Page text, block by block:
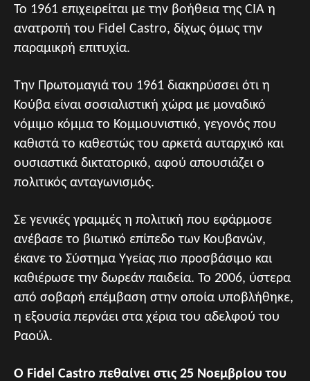
Το 1961 επιχειρείται με την βοήθεια της CIA η
ανατροπή του Fidel Castro, δίχως όμως την
παραμικρή επιτυχία.
Την Πρωτομαγιά του 1961 διακηρύσσει ότι η
Κούβα είναι σοσιαλιστική χώρα με μοναδικό
νόμιμο κόμμα το Κομμουνιστικό, γεγονός που
καθιστά το καθεστώς του αρκετά αυταρχικό και
ουσιαστικά δικτατορικό, αφού απουσιάζει ο
πολιτικός ανταγωνισμός.
Σε γενικές γραμμές η πολιτική που εφάρμοσε
ανέβασε το βιωτικό επίπεδο των Κουβανών,
έκανε το Σύστημα Υγείας πιο προσβάσιμο και
καθιέρωσε την δωρεάν παιδεία. Το 2006, ύστερα
από σοβαρή επέμβαση στην οποία υποβλήθηκε,
η εξουσία περνάει στα χέρια του αδελφού του
Ραούλ.
Ο Fidel Castro πεθαίνει στις 25 Νοεμβρίου του